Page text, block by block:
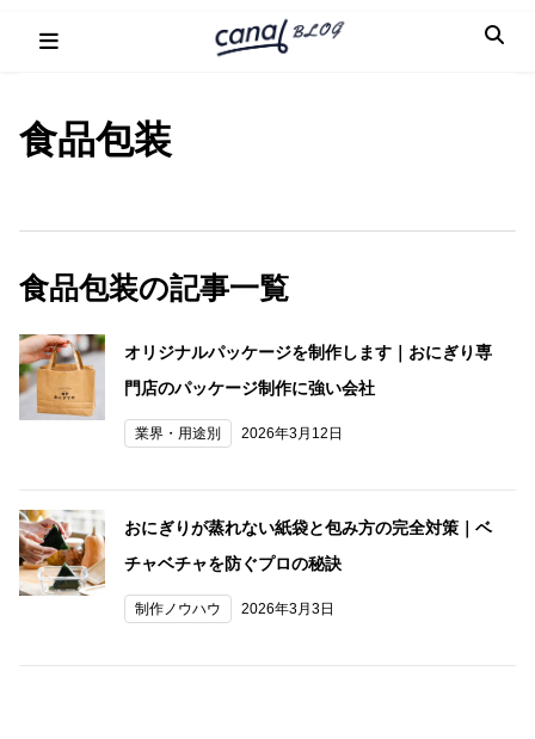
食品包装
食品包装の記事一覧
オリジナルパッケージを制作します｜おにぎり専
門店のパッケージ制作に強い会社
業界・用途別 2026年3月12日
おにぎりが蒸れない紙袋と包み方の完全対策｜ベ
チャベチャを防ぐプロの秘訣
制作ノウハウ 2026年3月3日